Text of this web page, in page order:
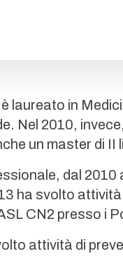
laureato in
Nel 2010,
un master di
dal
ha svolto
CN2 presso i
attività di